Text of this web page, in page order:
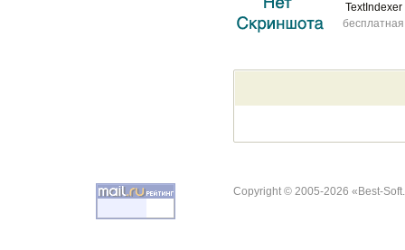
бесплатная
Copyright © 2005-2026 «Best-